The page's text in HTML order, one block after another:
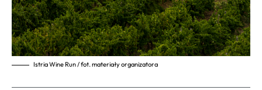
Istria Wine Run / fot. materiały organizatora